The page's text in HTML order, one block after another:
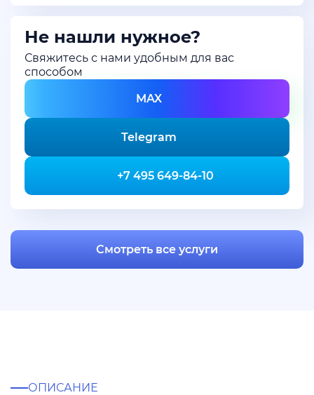
Не нашли нужное?
Свяжитесь с нами удобным для вас
способом
MAX
Telegram
+7 495 649-84-10
Смотреть все услуги
ОПИСАНИЕ